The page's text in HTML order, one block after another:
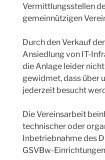
Vermittlungsstellen
gemeinnützigen
Durch den Verkauf
Ansiedlung von IT-
die Anlage leider
gewidmet, dass über
jederzeit besucht
Die Vereinsarbeit
technischer oder
Inbetriebnahme des
GSVBw-